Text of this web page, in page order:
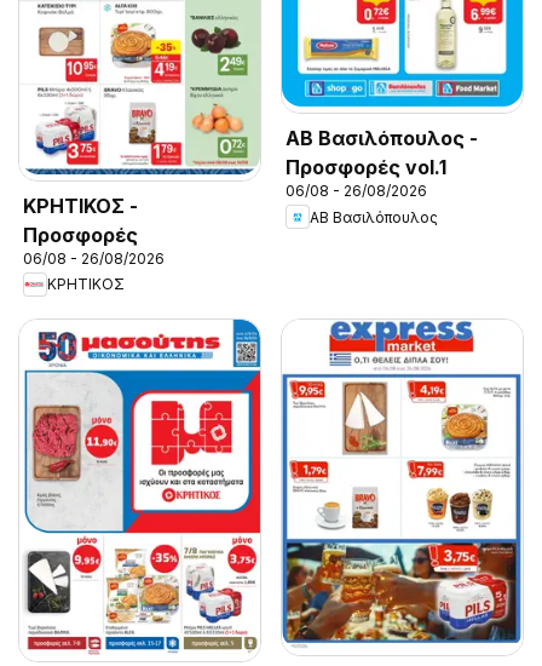
ΚΡΗΤΙΚΟΣ -
Προσφορές
06/08 - 26/08/2026
ΚΡΗΤΙΚΟΣ
ΑΒ Βασιλόπουλος -
Προσφορές vol.1
06/08 - 26/08/2026
ΑΒ Βασιλόπουλος